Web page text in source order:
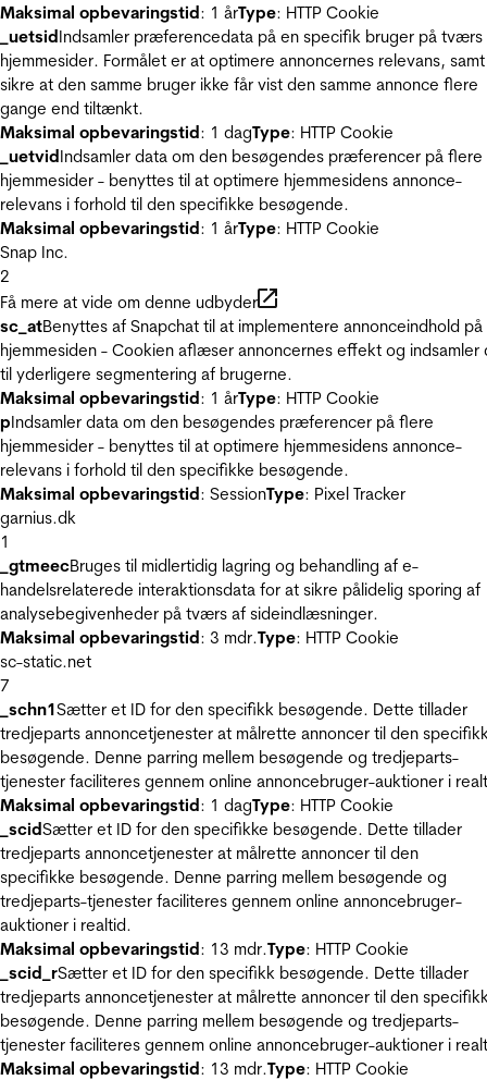
Maksimal opbevaringstid: 1 årType: HTTP Cookie
_uetsidIndsamler præferencedata på en specifik bruger på tværs
hjemmesider. Formålet er at optimere annoncernes relevans, samt
sikre at den samme bruger ikke får vist den samme annonce flere
gange end tiltænkt.
Maksimal opbevaringstid: 1 dagType: HTTP Cookie
_uetvidIndsamler data om den besøgendes præferencer på flere
hjemmesider - benyttes til at optimere hjemmesidens annonce-
relevans i forhold til den specifikke besøgende.
Maksimal opbevaringstid: 1 årType: HTTP Cookie
Snap Inc.
2
Få mere at vide om denne udbyder
sc_atBenyttes af Snapchat til at implementere annonceindhold på
hjemmesiden - Cookien aflæser annoncernes effekt og indsamler
til yderligere segmentering af brugerne.
Maksimal opbevaringstid: 1 årType: HTTP Cookie
pIndsamler data om den besøgendes præferencer på flere
hjemmesider - benyttes til at optimere hjemmesidens annonce-
relevans i forhold til den specifikke besøgende.
Maksimal opbevaringstid: SessionType: Pixel Tracker
garnius.dk
1
_gtmeecBruges til midlertidig lagring og behandling af e-
handelsrelaterede interaktionsdata for at sikre pålidelig sporing af
analysebegivenheder på tværs af sideindlæsninger.
Maksimal opbevaringstid: 3 mdr.Type: HTTP Cookie
sc-static.net
7
_schn1Sætter et ID for den specifikk besøgende. Dette tillader
tredjeparts annoncetjenester at målrette annoncer til den
besøgende. Denne parring mellem besøgende og tredjeparts-
tjenester faciliteres gennem online annoncebruger-auktioner i
Maksimal opbevaringstid: 1 dagType: HTTP Cookie
_scidSætter et ID for den specifikke besøgende. Dette tillader
tredjeparts annoncetjenester at målrette annoncer til den
specifikke besøgende. Denne parring mellem besøgende og
tredjeparts-tjenester faciliteres gennem online annoncebruger-
auktioner i realtid.
Maksimal opbevaringstid: 13 mdr.Type: HTTP Cookie
_scid_rSætter et ID for den specifikk besøgende. Dette tillader
tredjeparts annoncetjenester at målrette annoncer til den
besøgende. Denne parring mellem besøgende og tredjeparts-
tjenester faciliteres gennem online annoncebruger-auktioner i
Maksimal opbevaringstid: 13 mdr.Type: HTTP Cookie